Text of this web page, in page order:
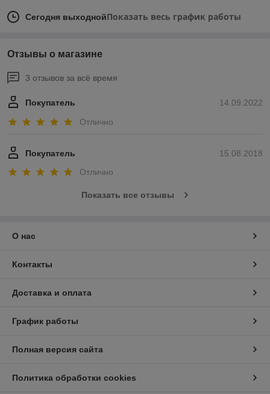
Сегодня выходнойПоказать весь график работы
Отзывы о магазине
3 отзывов за всё время
14.09.2022
Покупатель
Отлично
15.08.2018
Покупатель
Отлично
Показать все отзывы
О нас
Контакты
Доставка и оплата
График работы
Полная версия сайта
Политика обработки cookies